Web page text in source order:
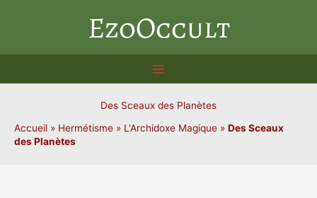
EzoOccult
Des Sceaux des Planètes
Accueil » Hermétisme » L'Archidoxe Magique » Des Sceaux
des Planètes